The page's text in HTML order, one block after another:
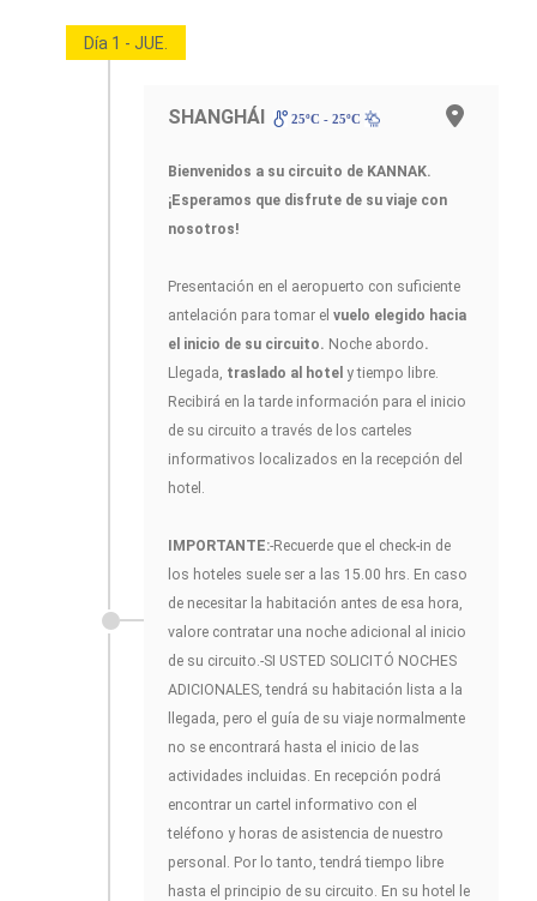
Día 1 - JUE.
SHANGHÁI 25ºC - 25ºC
Bienvenidos a su circuito de KANNAK.
¡Esperamos que disfrute de su viaje con
nosotros!
Presentación en el aeropuerto con suficiente
antelación para tomar el vuelo elegido hacia
el inicio de su circuito. Noche abordo.
Llegada, traslado al hotel y tiempo libre.
Recibirá en la tarde información para el inicio
de su circuito a través de los carteles
informativos localizados en la recepción del
hotel.
IMPORTANTE:-Recuerde que el check-in de
los hoteles suele ser a las 15.00 hrs. En caso
de necesitar la habitación antes de esa hora,
valore contratar una noche adicional al inicio
de su circuito.-SI USTED SOLICITÓ NOCHES
ADICIONALES, tendrá su habitación lista a la
llegada, pero el guía de su viaje normalmente
no se encontrará hasta el inicio de las
actividades incluidas. En recepción podrá
encontrar un cartel informativo con el
teléfono y horas de asistencia de nuestro
personal. Por lo tanto, tendrá tiempo libre
hasta el principio de su circuito. En su hotel le